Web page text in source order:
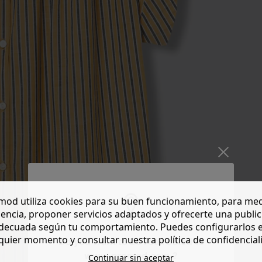
Do you want to be redirected to
www.promod.com ?
utiliza cookies para su buen funcionamiento, para
proponer servicios adaptados y ofrecerte una
según tu comportamiento. Puedes configurarlos
momento y consultar nuestra política de
Continuar sin aceptar